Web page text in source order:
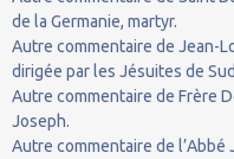
de la Germanie, martyr.
Autre commentaire de Jean-
dirigée par les Jésuites de
Autre commentaire de Frère
Joseph.
Autre commentaire de l’Abbé